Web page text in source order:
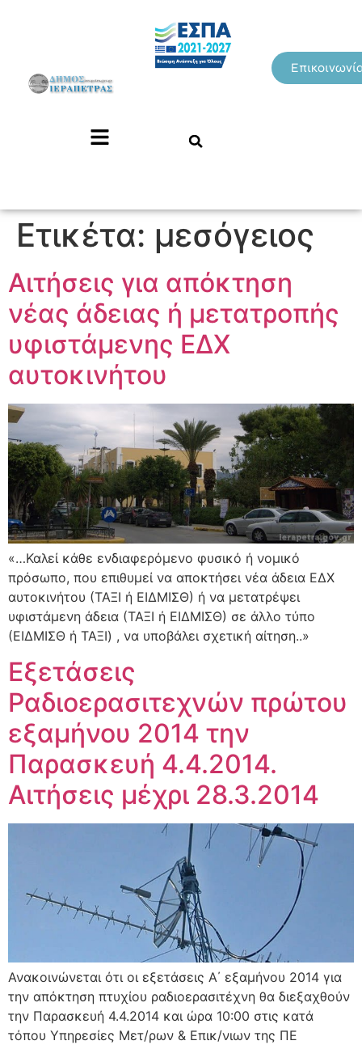
Ετικέτα: μεσόγειος
Αιτήσεις για απόκτηση
νέας άδειας ή μετατροπής
υφιστάμενης ΕΔΧ
αυτοκινήτου
«…Καλεί κάθε ενδιαφερόμενο φυσικό ή νομικό
πρόσωπο, που επιθυμεί να αποκτήσει νέα άδεια ΕΔΧ
αυτοκινήτου (ΤΑΞΙ ή ΕΙΔΜΙΣΘ) ή να μετατρέψει
υφιστάμενη άδεια (ΤΑΞΙ ή ΕΙΔΜΙΣΘ) σε άλλο τύπο
(ΕΙΔΜΙΣΘ ή ΤΑΞΙ) , να υποβάλει σχετική αίτηση..»
Εξετάσεις
Ραδιοερασιτεχνών πρώτου
εξαμήνου 2014 την
Παρασκευή 4.4.2014.
Αιτήσεις μέχρι 28.3.2014
Ανακοινώνεται ότι οι εξετάσεις Α΄ εξαμήνου 2014 για
την απόκτηση πτυχίου ραδιοερασιτέχνη θα διεξαχθούν
την Παρασκευή 4.4.2014 και ώρα 10:00 στις κατά
τόπου Υπηρεσίες Μετ/ρων & Επικ/νιων της ΠΕ